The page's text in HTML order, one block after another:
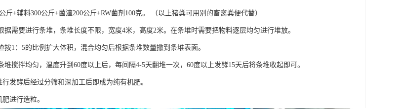
斤+辅料300公斤+菌渣200公斤+RW菌剂100克。 （以上猪粪可用别的畜禽粪便代替）
据需要进行条堆，条堆长度不限，宽度4米，高度2米。在条堆时需要把物料逐层均匀进行堆放。
按1：5的比例扩大体积，混合均匀后根据条堆数量撒到条堆表面。
堆搅拌均匀，温度升到60度以上后，每间隔4-5天翻堆一次，60度以上发酵15天后将条堆收起即可。
发酵后经过分筛和深加工后即成为纯有机肥。
进行造粒。